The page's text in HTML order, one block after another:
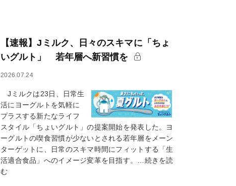
【速報】Jミルク、日々のスキマに「ちょ
いグルト」 若年層へ新習慣を
2026.07.24
Jミルクは23日、日常生
活にヨーグルトを気軽に
プラスする新たなライフ
スタイル「ちょいグルト」の提案開始を発表した。ヨ
ーグルトの喫食習慣が少ないとされる若年層をメーン
ターゲットに、日常のスキマ時間にフィットする「生
活適合食品」へのイメージ変革を目指す。…続きを読
む